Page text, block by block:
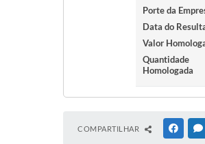
Porte da
Data do
Valor
Quantidade
Homologada
COMPARTILHAR